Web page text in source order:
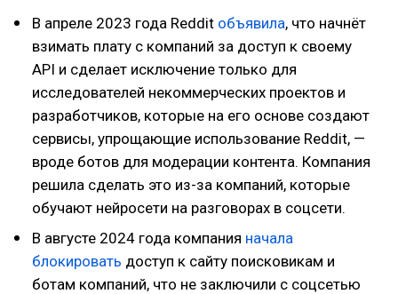
В апреле 2023 года Reddit объявила, что начнёт
взимать плату с компаний за доступ к своему
API и сделает исключение только для
исследователей некоммерческих проектов и
разработчиков, которые на его основе создают
сервисы, упрощающие использование Reddit, —
вроде ботов для модерации контента. Компания
решила сделать это из-за компаний, которые
обучают нейросети на разговорах в соцсети.
В августе 2024 года компания начала
блокировать доступ к сайту поисковикам и
ботам компаний, что не заключили с соцсетью